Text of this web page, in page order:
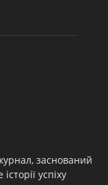
заснований
успіху